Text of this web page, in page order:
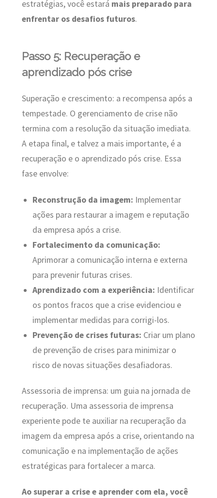
estratégias, você estará mais preparado para
enfrentar os desafios futuros.
Passo 5: Recuperação e
aprendizado pós crise
Superação e crescimento: a recompensa após a
tempestade. O gerenciamento de crise não
termina com a resolução da situação imediata.
A etapa final, e talvez a mais importante, é a
recuperação e o aprendizado pós crise. Essa
fase envolve:
Reconstrução da imagem: Implementar
ações para restaurar a imagem e reputação
da empresa após a crise.
Fortalecimento da comunicação:
Aprimorar a comunicação interna e externa
para prevenir futuras crises.
Aprendizado com a experiência: Identificar
os pontos fracos que a crise evidenciou e
implementar medidas para corrigi-los.
Prevenção de crises futuras: Criar um plano
de prevenção de crises para minimizar o
risco de novas situações desafiadoras.
Assessoria de imprensa: um guia na jornada de
recuperação. Uma assessoria de imprensa
experiente pode te auxiliar na recuperação da
imagem da empresa após a crise, orientando na
comunicação e na implementação de ações
estratégicas para fortalecer a marca.
Ao superar a crise e aprender com ela, você